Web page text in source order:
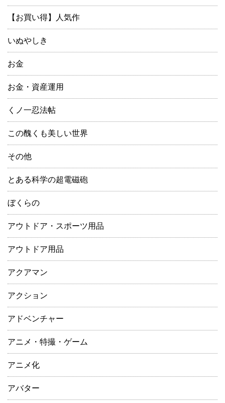
【お買い得】人気作
いぬやしき
お金
お金・資産運用
くノ一忍法帖
この醜くも美しい世界
その他
とある科学の超電磁砲
ぼくらの
アウトドア・スポーツ用品
アウトドア用品
アクアマン
アクション
アドベンチャー
アニメ・特撮・ゲーム
アニメ化
アバター